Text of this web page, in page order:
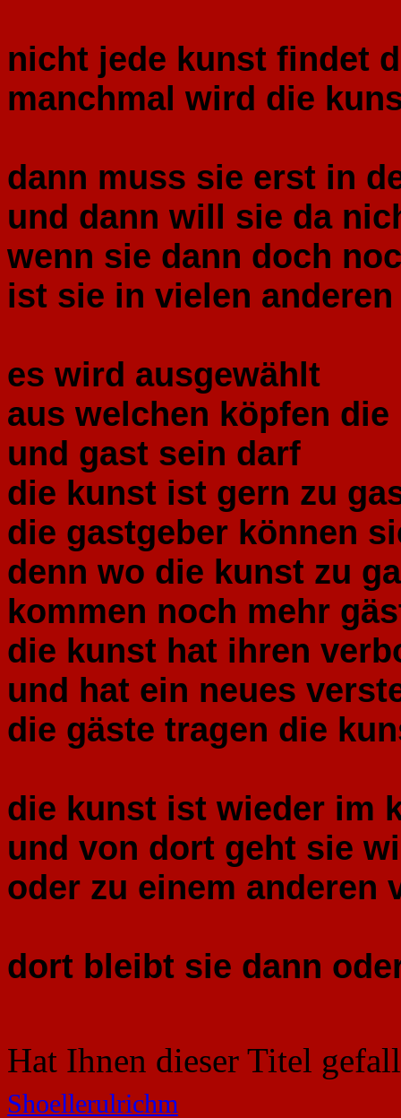
nicht jede kunst findet
manchmal wird die
dann muss sie erst in
und dann will sie da
wenn sie dann doch
ist sie in vielen
es wird ausgewählt
aus welchen köpfen
und gast sein darf
die kunst ist gern zu
die gastgeber können
denn wo die kunst zu
kommen noch mehr
die kunst hat ihren
und hat ein neues
die gäste tragen die
die kunst ist wieder im
und von dort geht sie
oder zu einem anderen
dort bleibt sie dann
Hat Ihnen dieser Titel
Shoellerulrichm